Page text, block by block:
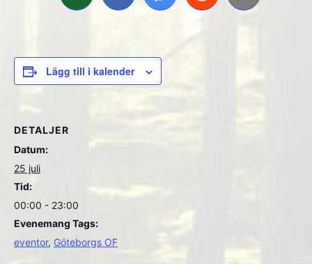
Lägg till i kalender
DETALJER
Datum:
25 juli
Tid:
00:00 - 23:00
Evenemang Tags:
eventor, Göteborgs OF